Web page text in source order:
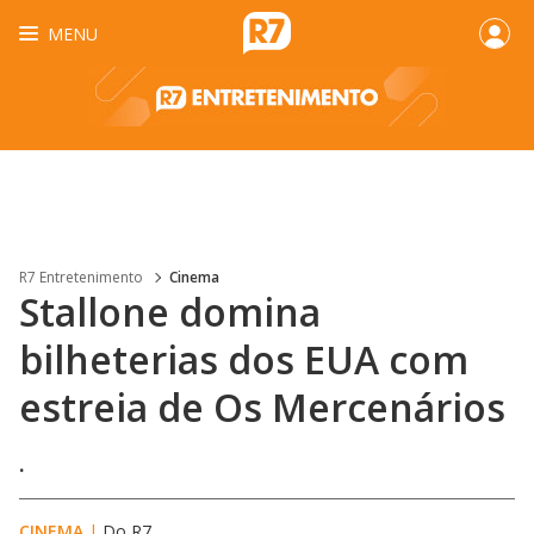
MENU
R7 Entretenimento Cinema
Stallone domina
bilheterias dos EUA com
estreia de Os Mercenários
.